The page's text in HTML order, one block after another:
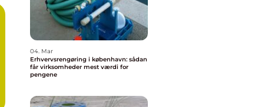
04. Mar
Erhvervsrengøring i københavn: sådan
får virksomheder mest værdi for
pengene